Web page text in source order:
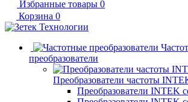
Избранные товары 0
Корзина 0
преобразователи
Преобразователи частоты
Преобразователи INTEK